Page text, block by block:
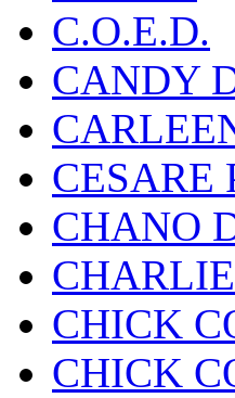
C.O.E.D.
CANDY
CESARE
CHANO
CHICK
CHICK